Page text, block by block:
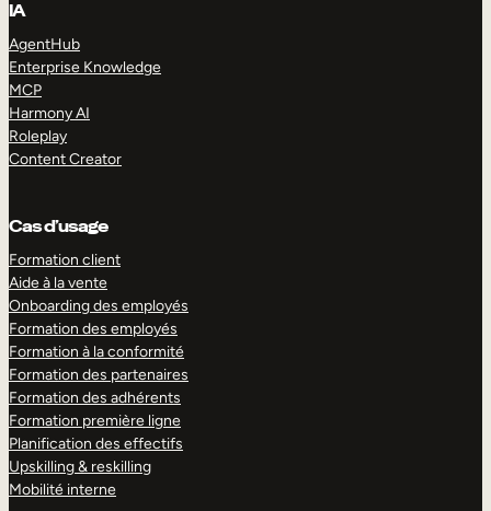
IA
AgentHub
Enterprise Knowledge
MCP
Harmony AI
Roleplay
Content Creator
Cas d’usage
Formation client
Aide à la vente
Onboarding des employés
Formation des employés
Formation à la conformité
Formation des partenaires
Formation des adhérents
Formation première ligne
Planification des effectifs
Upskilling & reskilling
Mobilité interne